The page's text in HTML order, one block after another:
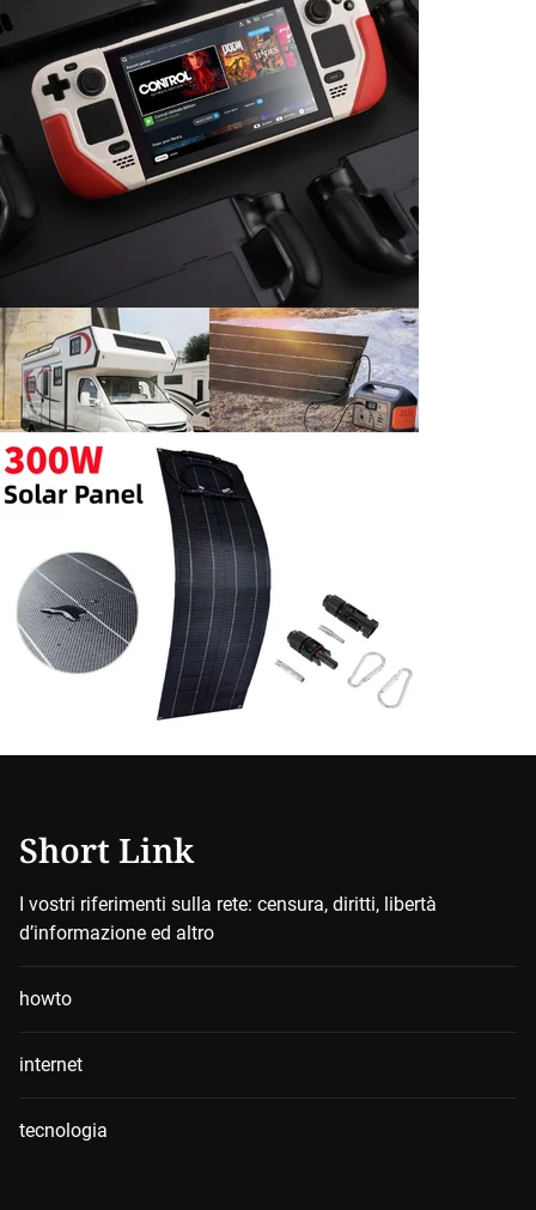
Short Link
I vostri riferimenti sulla rete: censura, diritti, libertà
d’informazione ed altro
howto
internet
tecnologia